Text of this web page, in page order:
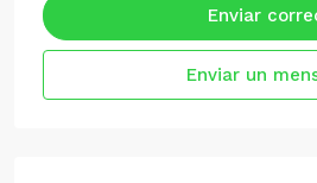
Enviar
Enviar un